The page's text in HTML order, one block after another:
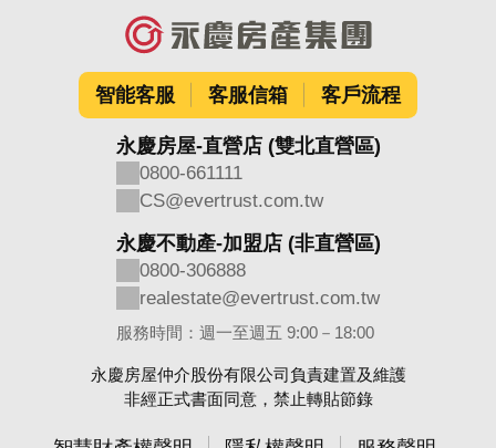
智能客服 客服信箱 客戶流程
永慶房屋-直營店 (雙北直營區)
0800-661111
CS@evertrust.com.tw
永慶不動產-加盟店 (非直營區)
0800-306888
realestate@evertrust.com.tw
服務時間：週一至週五 9:00－18:00
永慶房屋仲介股份有限公司負責建置及維護
非經正式書面同意，禁止轉貼節錄